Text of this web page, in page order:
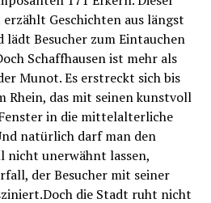
Geschichten aus längst
lädt Besucher zum Eintauchen
Schaffhausen ist mehr als
Munot. Es erstreckt sich bis
Rhein, das mit seinen kunstvoll
in die mittelalterliche
natürlich darf man den
nicht unerwähnt lassen,
der Besucher mit seiner
die Stadt ruht nicht